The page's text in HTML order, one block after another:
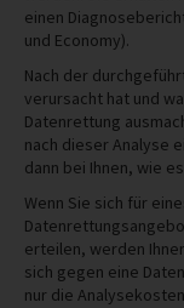
einen
und Economy).
Nach der
verursacht hat und
Datenrettung
nach dieser Analyse
dann bei Ihnen, wie
Wenn Sie sich für
erteilen, werden
sich gegen eine
nur die